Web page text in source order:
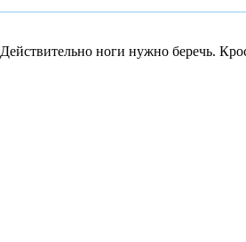
Действительно ноги нужно беречь.